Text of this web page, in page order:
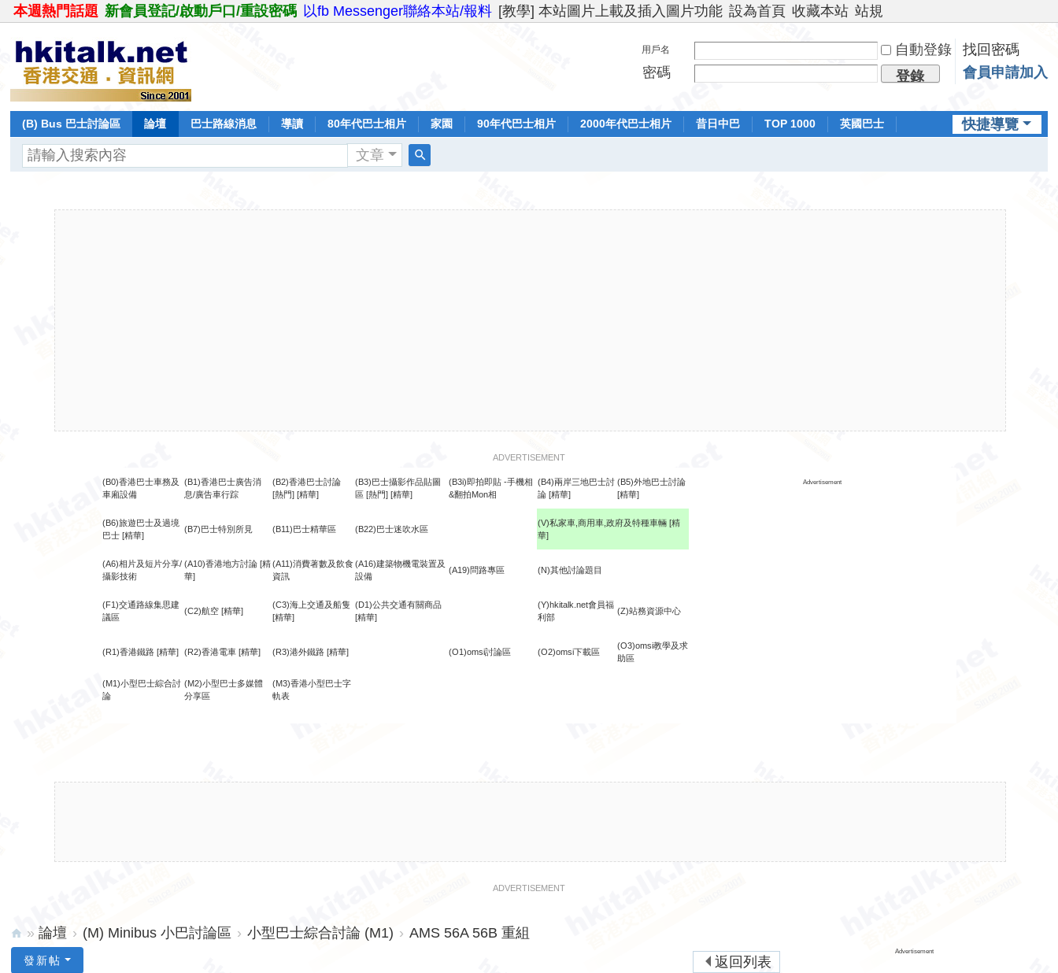
本週熱門話題 新會員登記/啟動戶口/重設密碼 以fb Messenger聯絡本站/報料 [教學] 本站圖片上載及插入圖片功能 設為首頁 收藏本站 站規
用戶名 自動登錄
找回密碼
密碼
登錄 會員申請加入
快捷導覽
(B) Bus 巴士討論區 論壇 巴士路線消息 導讀 80年代巴士相片 家園 90年代巴士相片 2000年代巴士相片 昔日中巴 TOP 1000
英國巴士
文章
ADVERTISEMENT
(B0)香港巴士車務及
車廂設備
(B1)香港巴士廣告消
息/廣告車行踪
(B2)香港巴士討論
[熱門] [精華]
(B3)巴士攝影作品貼圖
區 [熱門] [精華]
(B3i)即拍即貼 -手機相
&翻拍Mon相
(B4)兩岸三地巴士討
論 [精華]
(B5)外地巴士討論
[精華]
Advertisement
(B6)旅遊巴士及過境
巴士 [精華]
(B7)巴士特別所見 (B11)巴士精華區 (B22)巴士迷吹水區
(V)私家車,商用車,政府及特種車輛 [精
華]
(A6)相片及短片分享/
攝影技術
(A10)香港地方討論 [精
華]
(A11)消費著數及飲食
資訊
(A16)建築物機電裝置及
設備
(A19)問路專區 (N)其他討論題目
(F1)交通路線集思建
議區
(C2)航空 [精華]
(C3)海上交通及船隻
[精華]
(D1)公共交通有關商品
[精華]
(Y)hkitalk.net會員福
利部
(Z)站務資源中心
(R1)香港鐵路 [精華] (R2)香港電車 [精華] (R3)港外鐵路 [精華] (O1)omsi討論區 (O2)omsi下載區
(O3)omsi教學及求
助區
(M1)小型巴士綜合討
論
(M2)小型巴士多媒體
分享區
(M3)香港小型巴士字
軌表
ADVERTISEMENT
» 論壇 › (M) Minibus 小巴討論區 › 小型巴士綜合討論 (M1) › AMS 56A 56B 重組
返回列表
發新帖
Advertisement